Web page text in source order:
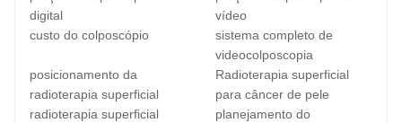
digital
vídeo
custo do colposcópio
sistema completo de
videocolposcopia
posicionamento da
radioterapia superficial
Radioterapia superficial
para câncer de pele
radioterapia superficial
planejamento do